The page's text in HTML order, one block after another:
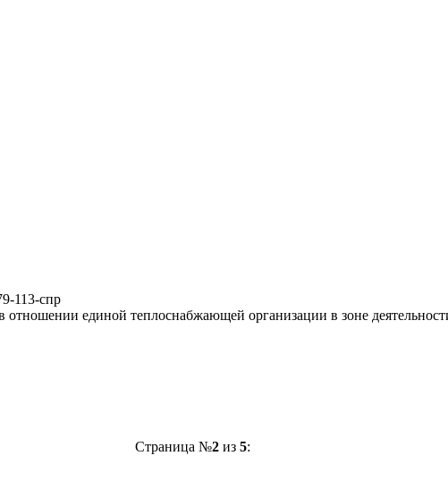
113-спр
отношении единой теплоснабжающей организации в зоне
Страница №2из 5: